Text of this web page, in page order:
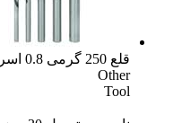
قلع 250 گرمی 0.8 اسرام
Other
Tool